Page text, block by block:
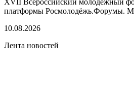
платформы Росмолодёжь.Форумы.
10.08.2026
Лента новостей